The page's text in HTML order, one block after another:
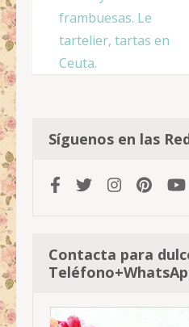
frambuesas. Le
tartelier, tartas en
Ceuta.
Síguenos en las
Contacta para